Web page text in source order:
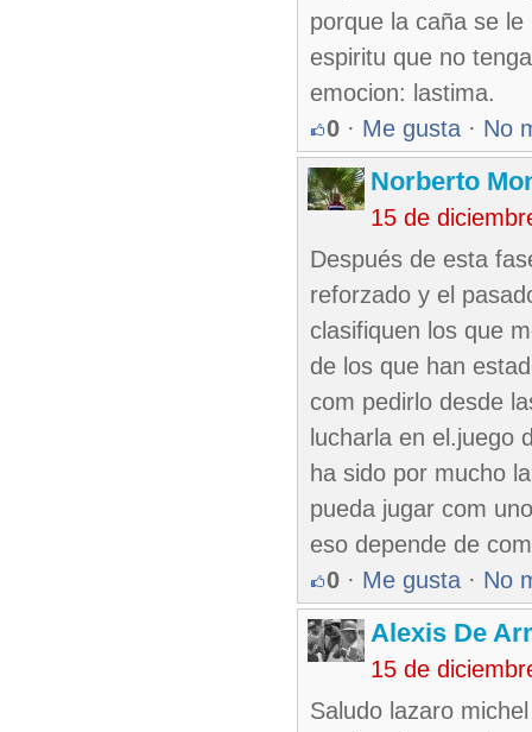
porque la caña se
espiritu que no
emocion: lastima.
0 · Me gusta · No
Norberto
15 de
Después de esta
reforzado y el
clasifiquen los que
de los que han
com pedirlo desde
lucharla en el.juego
ha sido por mucho
pueda jugar com
eso depende de
0 · Me gusta · No
Alexis De
15 de
Saludo lazaro